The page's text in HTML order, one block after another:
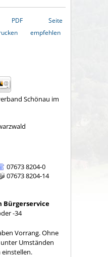
PDF
Seite
empfehlen
Schönau im
07673 8204-0
07673 8204-14
Bürgerservice
-34
Vorrang. Ohne
Umständen
einstellen.